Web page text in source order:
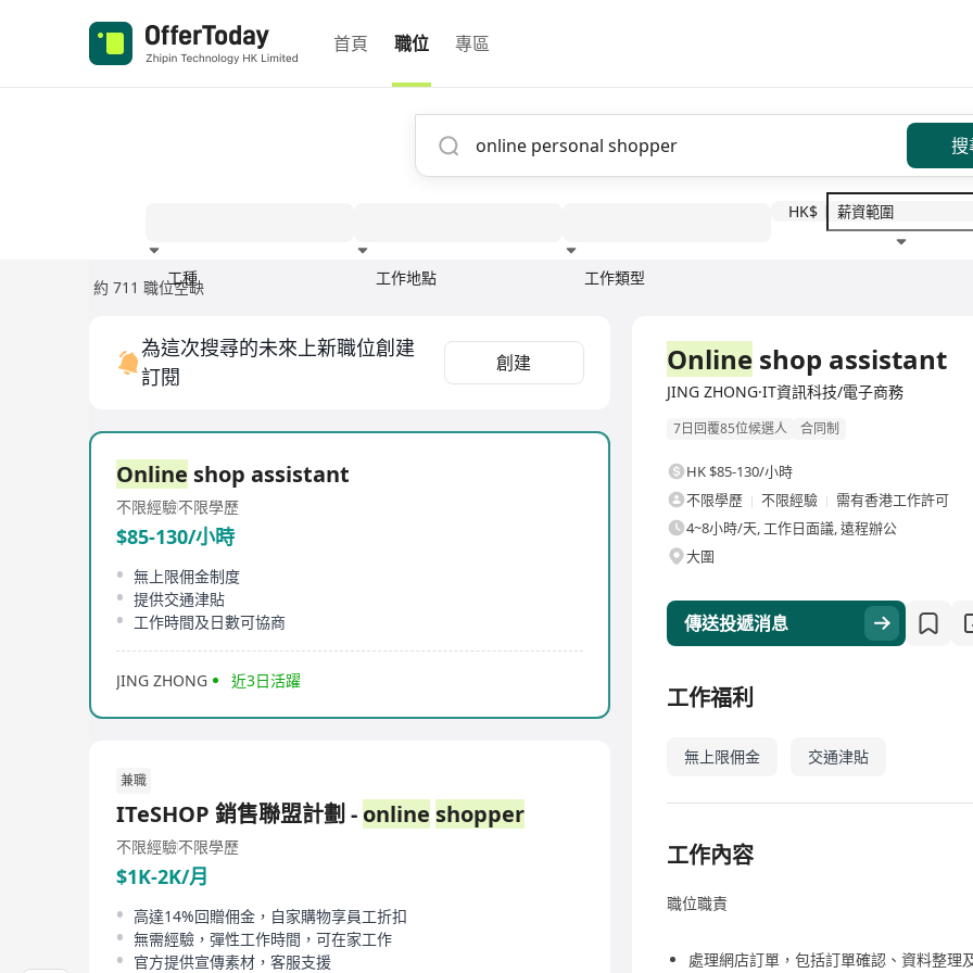
首頁 職位 專區
搜
工種 工作地點 工作類型
HK$
約 711 職位空缺
為這次搜尋的未來上新職位創建
訂閱
創建
Online shop assistant
不限經驗不限學歷
$85-130/小時
無上限佣金制度
提供交通津貼
工作時間及日數可協商
JING ZHONG 近3日活躍
兼職
ITeSHOP 銷售聯盟計劃 - online shopper
不限經驗不限學歷
$1K-2K/月
高達14%回贈佣金，自家購物享員工折扣
無需經驗，彈性工作時間，可在家工作
官方提供宣傳素材，客服支援
Online shop assistant
JING ZHONG·IT資訊科技/電子商務
7日回覆85位候選人 合同制
HK $85-130/小時
不限學歷
不限經驗
需有香港工作許可
4~8小時/天, 工作日面議, 遠程辦公
大圍
傳送投遞消息
工作福利
無上限佣金 交通津貼
工作內容
職位職責
處理網店訂單，包括訂單確認、資料整理